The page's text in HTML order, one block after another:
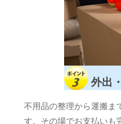
外出
不用品の整理から運搬ま
す。その場でお支払いも